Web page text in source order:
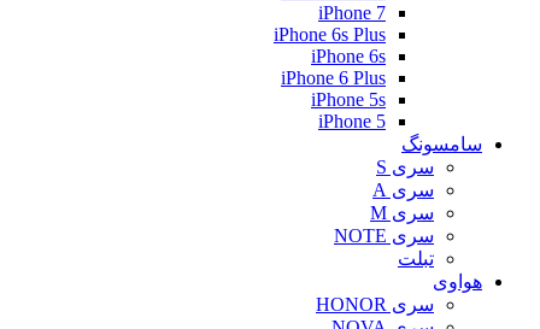
iPhone 7
iPhone 6s Plus
iPhone 6s
iPhone 6 Plus
iPhone 5s
iPhone 5
سامسونگ
سری S
سری A
سری M
سری NOTE
تبلت
هواوی
سری HONOR